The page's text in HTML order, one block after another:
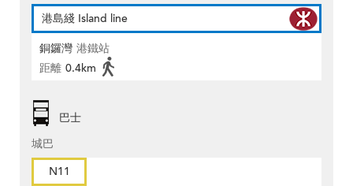
港島綫 Island line
銅鑼灣 港鐵站
距離 0.4km
巴士
城巴
N11